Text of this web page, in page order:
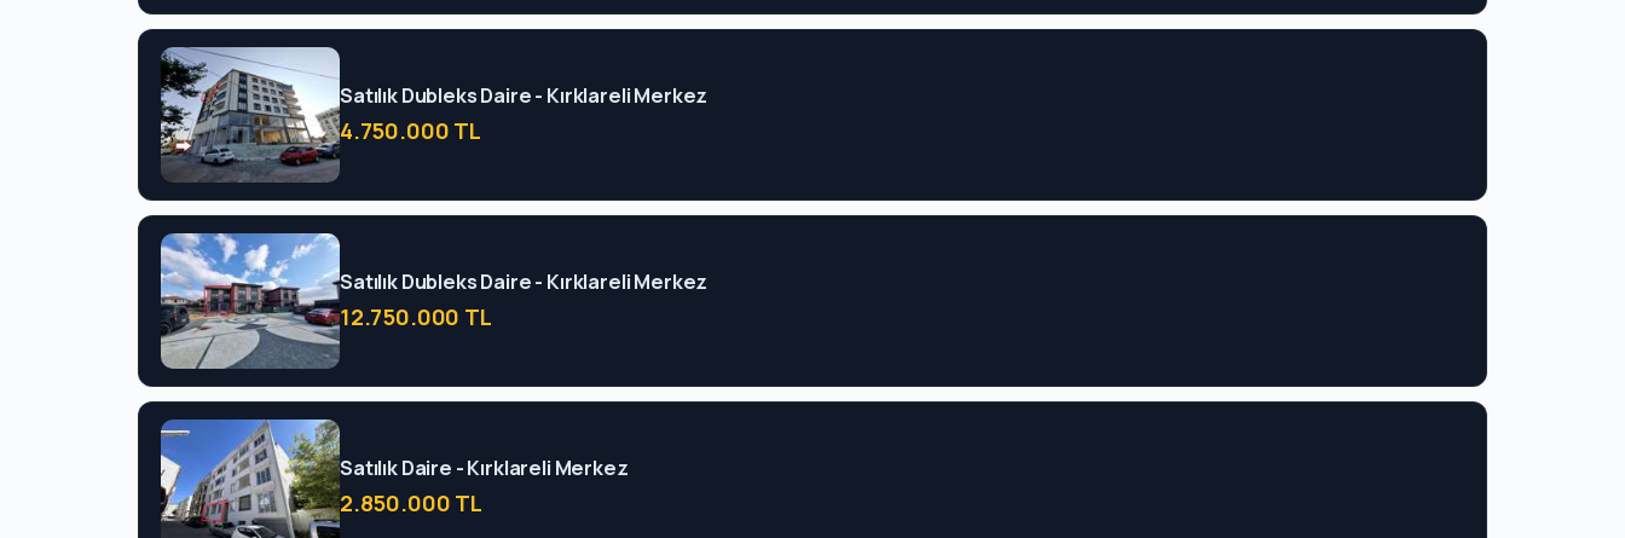
Satılık Dubleks Daire - Kırklareli Merkez
4.750.000 TL
Satılık Dubleks Daire - Kırklareli Merkez
12.750.000 TL
Satılık Daire - Kırklareli Merkez
2.850.000 TL